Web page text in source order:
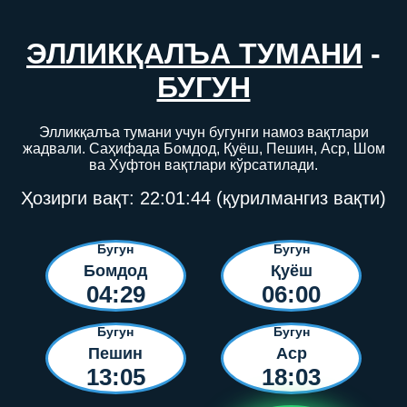
ЭЛЛИКҚАЛЪА ТУМАНИ -
БУГУН
Элликқалъа тумани учун бугунги намоз вақтлари
жадвали. Саҳифада Бомдод, Қуёш, Пешин, Аср, Шом
ва Хуфтон вақтлари кўрсатилади.
Ҳозирги вақт: 22:01:44 (қурилмангиз вақти)
Бугун
Бомдод
04:29
Бугун
Қуёш
06:00
Бугун
Пешин
13:05
Бугун
Аср
18:03